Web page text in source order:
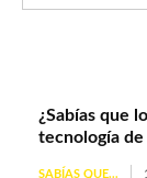
¿Sabías que
tecnología de
SABÍAS QUE...